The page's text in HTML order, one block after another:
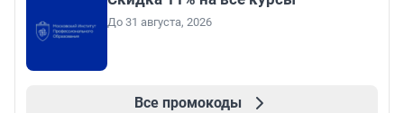
До 31 августа, 2026
Все промокоды